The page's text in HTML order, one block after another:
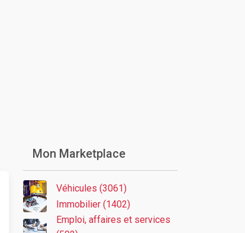
Mon Marketplace
Véhicules (3061)
Immobilier (1402)
Emploi, affaires et services